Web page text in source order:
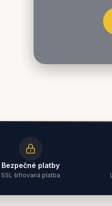
Bezpečné platby
SSL šifrovaná platba